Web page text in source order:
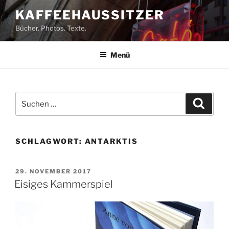
Zum
Inhalt
springen
KAFFEEHAUSSITZER
Bücher. Photos. Texte.
Menü
nach:
SCHLAGWORT: ANTARKTIS
VERÖFFENTLICHT
AM
29. NOVEMBER 2017
Eisiges Kammerspiel